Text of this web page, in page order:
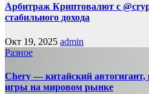
Арбитраж Криптовалют с
стабильного дохода
Окт 19, 2025 admin
Разное
Chery — китайский
игры на мировом рынке